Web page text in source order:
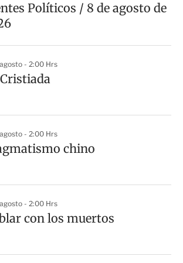
Políticos / 8 de agosto de
- 2:00 Hrs
- 2:00 Hrs
chino
- 2:00 Hrs
con los muertos